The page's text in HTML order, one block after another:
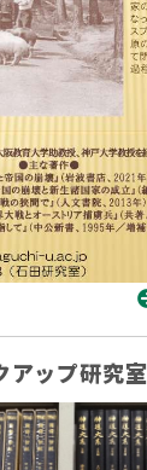
アップ研究室